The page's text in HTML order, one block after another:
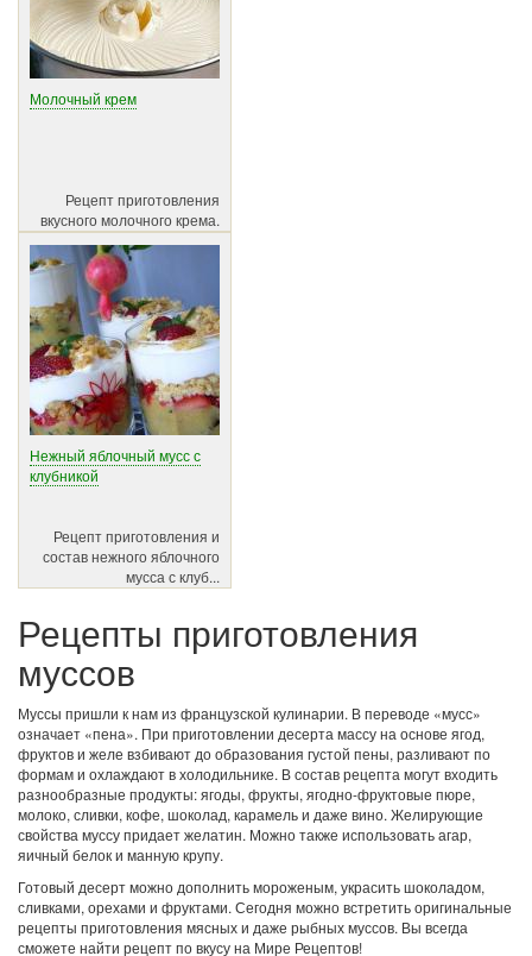
Молочный крем
Рецепт приготовления
вкусного молочного крема.
Нежный яблочный мусс с
клубникой
Рецепт приготовления и
состав нежного яблочного
мусса с клуб...
Рецепты приготовления
муссов
Муссы пришли к нам из французской кулинарии. В переводе «мусс»
означает «пена». При приготовлении десерта массу на основе ягод,
фруктов и желе взбивают до образования густой пены, разливают по
формам и охлаждают в холодильнике. В состав рецепта могут входить
разнообразные продукты: ягоды, фрукты, ягодно-фруктовые пюре,
молоко, сливки, кофе, шоколад, карамель и даже вино. Желирующие
свойства муссу придает желатин. Можно также использовать агар,
яичный белок и манную крупу.
Готовый десерт можно дополнить мороженым, украсить шоколадом,
сливками, орехами и фруктами. Сегодня можно встретить оригинальные
рецепты приготовления мясных и даже рыбных муссов. Вы всегда
сможете найти рецепт по вкусу на Мире Рецептов!